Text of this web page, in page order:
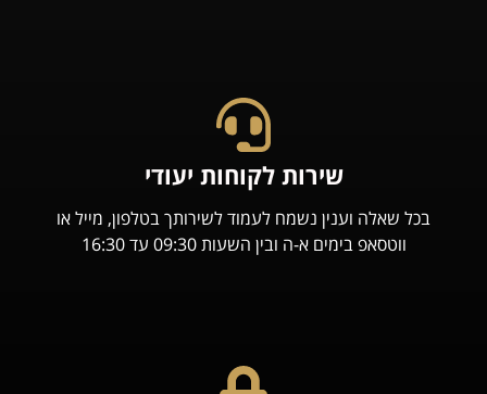
שירות לקוחות יעודי
בכל שאלה וענין נשמח לעמוד לשירותך בטלפון, מייל או
ווטסאפ בימים א-ה ובין השעות 09:30 עד 16:30